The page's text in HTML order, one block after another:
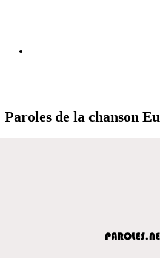
Paroles de la chanson